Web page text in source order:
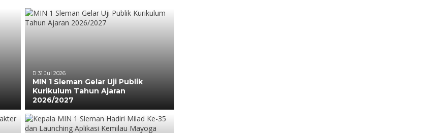
31 Jul 2026
MIN 1 Sleman Gelar Uji Publik
Kurikulum Tahun Ajaran
2026/2027